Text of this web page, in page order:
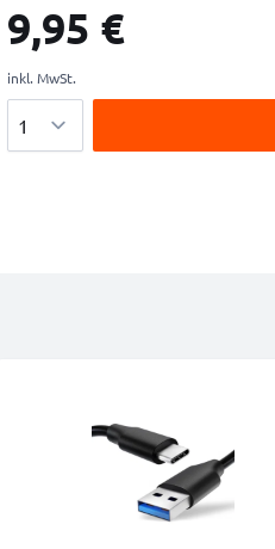
9,95 €
inkl. MwSt.